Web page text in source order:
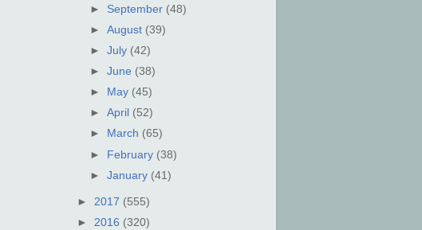
► September (48)
► August (39)
► July (42)
► June (38)
►
May (45)
► April (52)
►
March (65)
► February (38)
► January (41)
► 2017 (555)
► 2016 (320)